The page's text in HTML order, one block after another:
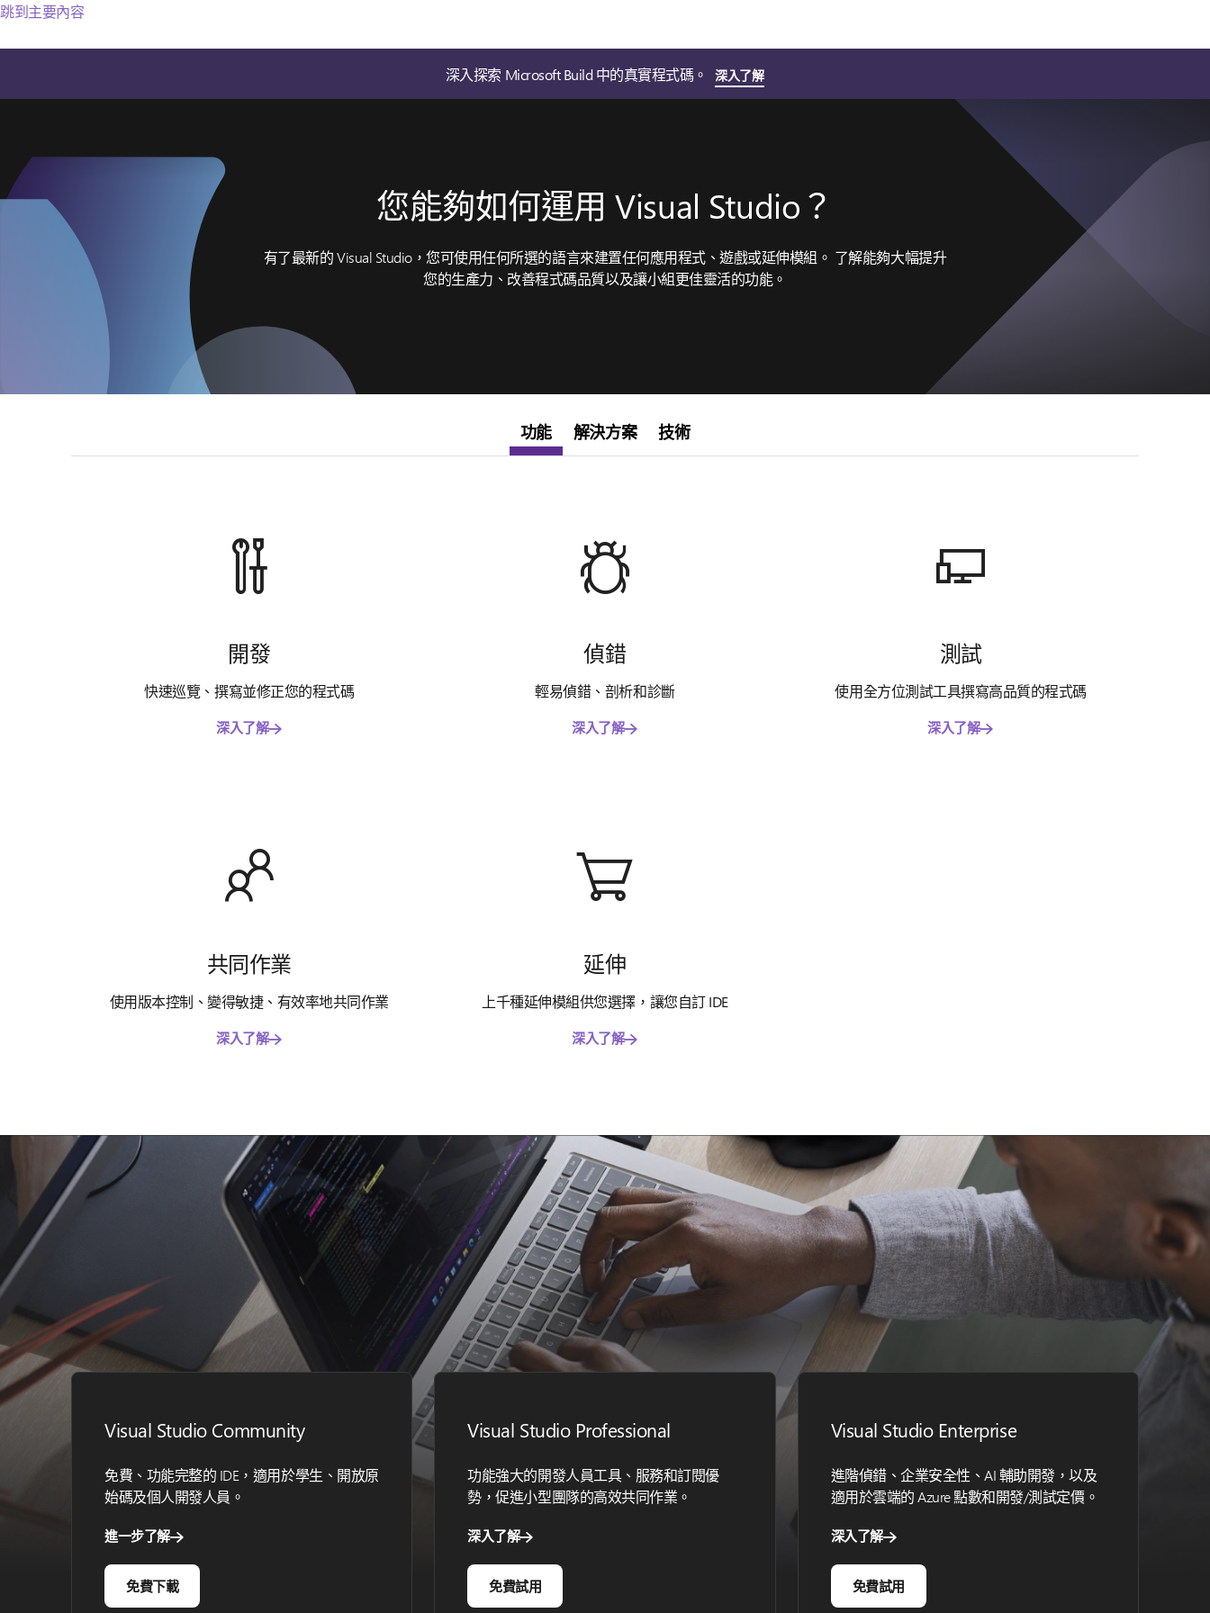
跳到主要內容
深入探索 Microsoft Build 中的真實程式碼。 深入了解
您能夠如何運用 Visual Studio？
有了最新的 Visual Studio，您可使用任何所選的語言來建置任何應用程式、遊戲或延伸模組。 了解能夠大幅提升
您的生產力、改善程式碼品質以及讓小組更佳靈活的功能。
功能 解決方案 技術
開發
快速巡覽、撰寫並修正您的程式碼
深入了解
偵錯
輕易偵錯、剖析和診斷
深入了解
測試
使用全方位測試工具撰寫高品質的程式碼
深入了解
共同作業
使用版本控制、變得敏捷、有效率地共同作業
深入了解
延伸
上千種延伸模組供您選擇，讓您自訂 IDE
深入了解
Visual Studio Community
免費、功能完整的 IDE，適用於學生、開放原
始碼及個人開發人員。
進一步了解
免費下載
Visual Studio Professional
功能強大的開發人員工具、服務和訂閱優
勢，促進小型團隊的高效共同作業。
深入了解
免費試用
Visual Studio Enterprise
進階偵錯、企業安全性、AI 輔助開發，以及
適用於雲端的 Azure 點數和開發/測試定價。
深入了解
免費試用